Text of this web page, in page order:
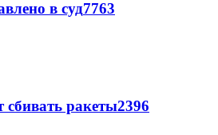
в суд7763
сбивать ракеты2396